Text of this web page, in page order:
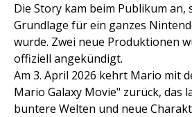
Die Story kam beim Publikum an,
Grundlage für ein ganzes
wurde. Zwei neue Produktionen
offiziell angekündigt.
Am 3. April 2026 kehrt Mario mit
Mario Galaxy Movie" zurück, das
buntere Welten und neue